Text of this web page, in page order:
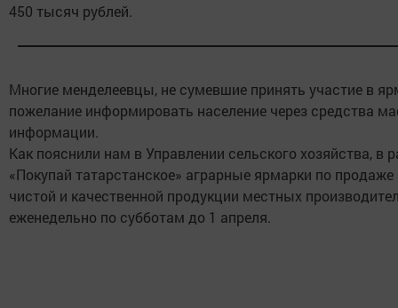
450 тысяч рублей.
Многие менделеевцы, не сумевшие принять участие в
пожелание информировать население через средства
информации.
Как пояснили нам в Управлении сельского хозяйства, в
«Покупай татарстанское» аграрные ярмарки по продаже
чистой и качественной продукции местных
еженедельно по субботам до 1 апреля.